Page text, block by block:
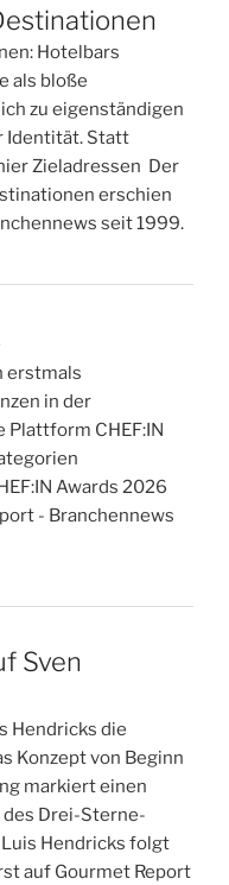
Hotelbars
als bloße
zu eigenständigen
Identität. Statt
Zieladressen Der
erschien
seit 1999.
erstmals
in der
Plattform CHEF:IN
Awards 2026
- Branchennews
Sven
Hendricks die
Konzept von Beginn
markiert einen
des Drei-Sterne-
Luis Hendricks folgt
auf Gourmet Report